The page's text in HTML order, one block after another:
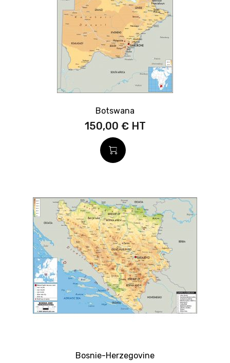
Botswana
150,00 €
Bosnie-Herzegovine